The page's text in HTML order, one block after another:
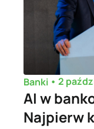
Banki • 2
AI w
Najpierw